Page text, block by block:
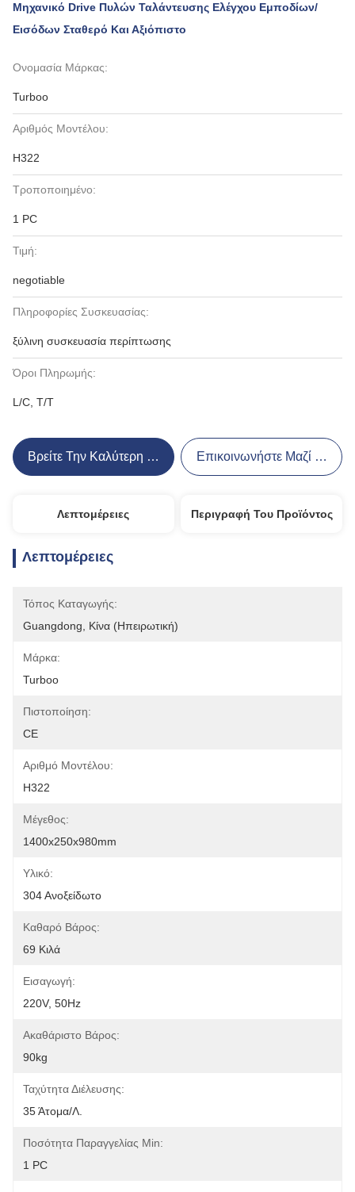
Μηχανικό Drive Πυλών Ταλάντευσης Ελέγχου Εμποδίων/
Εισόδων Σταθερό Και Αξιόπιστο
Ονομασία Μάρκας:
Turboo
Αριθμός Μοντέλου:
H322
Τροποποιημένο:
1 PC
Τιμή:
negotiable
Πληροφορίες Συσκευασίας:
ξύλινη συσκευασία περίπτωσης
Όροι Πληρωμής:
L/C, T/T
Βρείτε Την Καλύτερη Τιμή Επικοινωνήστε Μαζί Μας
Λεπτομέρειες Περιγραφή Του Προϊόντος
Λεπτομέρειες
Τόπος Καταγωγής:
Guangdong, Κίνα (Ηπειρωτική)
Μάρκα:
Turboo
Πιστοποίηση:
CE
Αριθμό Μοντέλου:
H322
Μέγεθος:
1400x250x980mm
Υλικό:
304 Ανοξείδωτο
Καθαρό Βάρος:
69 Κιλά
Εισαγωγή:
220V, 50Hz
Ακαθάριστο Βάρος:
90kg
Ταχύτητα Διέλευσης:
35 Άτομα/λ.
Ποσότητα Παραγγελίας Min:
1 PC